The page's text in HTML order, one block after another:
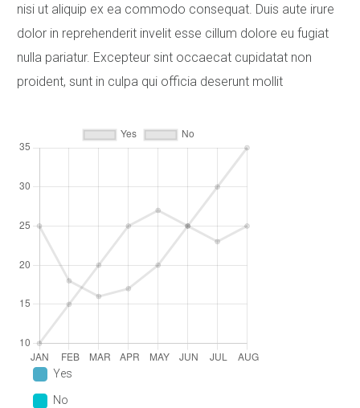
nisi ut aliquip ex ea commodo consequat. Duis aute irure
dolor in reprehenderit invelit esse cillum dolore eu fugiat
nulla pariatur. Excepteur sint occaecat cupidatat non
proident, sunt in culpa qui officia deserunt mollit
Yes
No